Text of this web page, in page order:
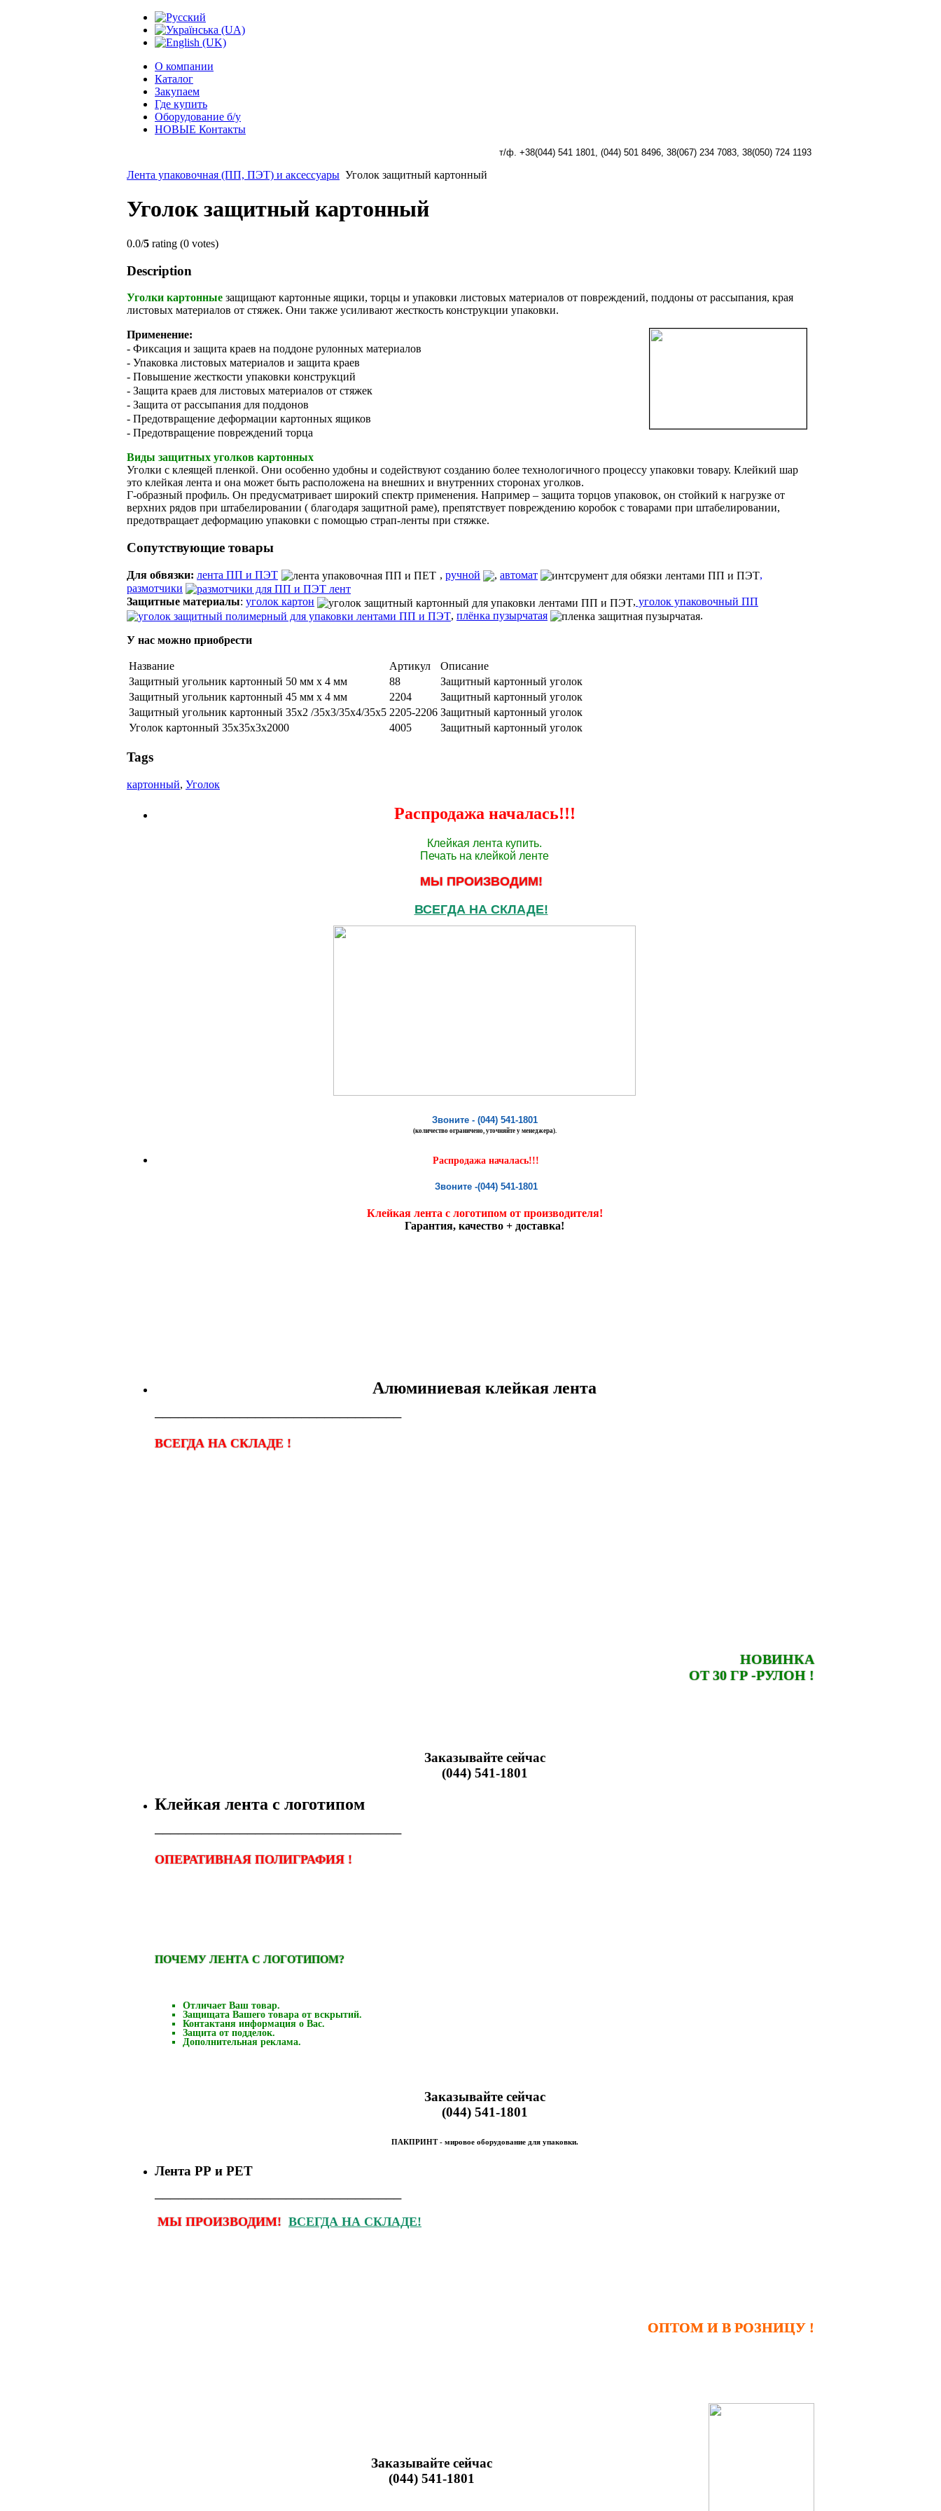
О компании
Каталог
Закупаем
Где купить
Оборудование б/у
НОВЫЕ Контакты
т/ф. +38(044) 541 1801, (044) 501 8496, 38(067) 234 7083, 38(050) 724 1193
Лента упаковочная (ПП, ПЭТ) и аксессуары Уголок защитный картонный
Уголок защитный картонный
0.0/5 rating (0 votes)
Description
Уголки картонные защищают картонные ящики, торцы и упаковки листовых материалов от повреждений, поддоны от рассыпания, края
листовых материалов от стяжек. Они также усиливают жесткость конструкции упаковки.
Применение:
- Фиксация и защита краев на поддоне рулонных материалов
- Упаковка листовых материалов и защита краев
- Повышение жесткости упаковки конструкций
- Защита краев для листовых материалов от стяжек
- Защита от рассыпания для поддонов
- Предотвращение деформации картонных ящиков
- Предотвращение повреждений торца
Виды защитных уголков картонных
Уголки с клеящей пленкой. Они особенно удобны и содействуют созданию более технологичного процессу упаковки товару. Клейкий шар
это клейкая лента и она может быть расположена на внешних и внутренних сторонах уголков.
Г-образный профиль. Он предусматривает широкий спектр применения. Например – защита торцов упаковок, он стойкий к нагрузке от
верхних рядов при штабелировании ( благодаря защитной раме), препятствует повреждению коробок с товарами при штабелировании,
предотвращает деформацию упаковки с помощью страп-ленты при стяжке.
Сопутствующие товары
Для обвязки: лента ПП и ПЭТ , ручной , автомат
,
размотчики
Защитные материалы: уголок картон , уголок упаковочный ПП
, плёнка пузырчатая .
У нас можно приобрести
Название Артикул
Описание
Защитный угольник картонный 50 мм х 4 мм
88
Защитный картонный уголок
Защитный угольник картонный 45 мм х 4 мм
2204
Защитный картонный уголок
Защитный угольник картонный 35х2 /35х3/35х4/35х5 2205-2206 Защитный картонный уголок
Уголок картонный 35х35х3х2000
4005 Защитный картонный уголок
Tags
картонный, Уголок
Распродажа началась!!!
Клейкая лента купить.
Печать на клейкой ленте
МЫ ПРОИЗВОДИМ!
ВСЕГДА НА СКЛАДЕ!
Звоните - (044) 541-1801
(количество ограничено, уточняйте у менеджера).
Распродажа началась!!!
Звоните -(044) 541-1801
Клейкая лента с логотипом от производителя!
Гарантия, качество + доставка!
Алюминиевая клейкая лента
────────────────────────────────
ВСЕГДА НА СКЛАДЕ !
НОВИНКА
ОТ 30 ГР -РУЛОН !
Заказывайте сейчас
(044) 541-1801
Клейкая лента с логотипом
────────────────────────────────
ОПЕРАТИВНАЯ ПОЛИГРАФИЯ !
ПОЧЕМУ ЛЕНТА С ЛОГОТИПОМ?
Отличает Ваш товар.
Защищата Вашего товара от вскрытий.
Контактаня информация о Вас.
Защита от подделок.
Дополнительная реклама.
Заказывайте сейчас
(044) 541-1801
ПАКПРИНТ - мировое оборудование для упаковки.
Лента РР и РЕТ
────────────────────────────────
МЫ ПРОИЗВОДИМ! ВСЕГДА НА СКЛАДЕ!
ОПТОМ И В РОЗНИЦУ !
Заказывайте сейчас
(044) 541-1801